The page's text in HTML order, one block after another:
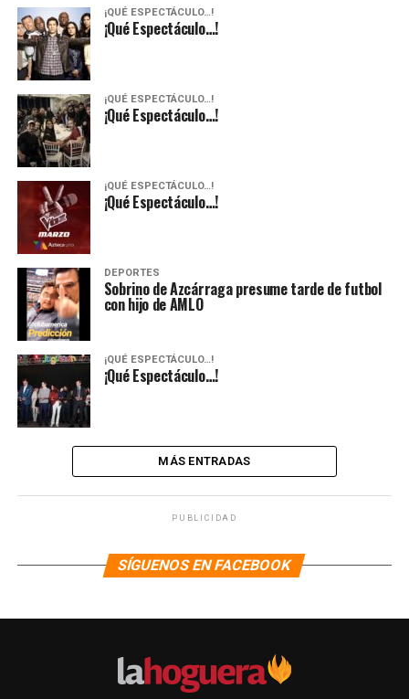
¡QUÉ ESPECTÁCULO…!
¡Qué Espectáculo…!
¡QUÉ ESPECTÁCULO…!
¡Qué Espectáculo…!
¡QUÉ ESPECTÁCULO…!
¡Qué Espectáculo…!
DEPORTES
Sobrino de Azcárraga presume tarde de futbol
con hijo de AMLO
¡QUÉ ESPECTÁCULO…!
¡Qué Espectáculo…!
MÁS ENTRADAS
PUBLICIDAD
SÍGUENOS EN FACEBOOK